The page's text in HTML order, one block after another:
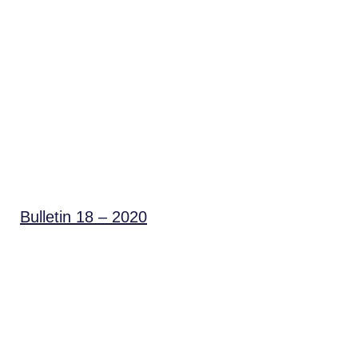
Bulletin 18 – 2020